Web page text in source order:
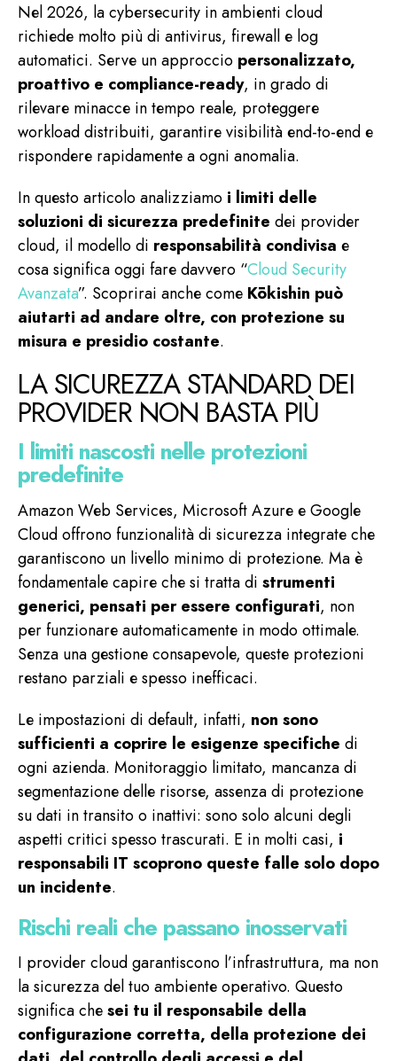
Nel 2026, la cybersecurity in ambienti cloud
richiede molto più di antivirus, firewall e log
automatici. Serve un approccio personalizzato,
proattivo e compliance-ready, in grado di
rilevare minacce in tempo reale, proteggere
workload distribuiti, garantire visibilità end-to-end e
rispondere rapidamente a ogni anomalia.
In questo articolo analizziamo i limiti delle
soluzioni di sicurezza predefinite dei provider
cloud, il modello di responsabilità condivisa e
cosa significa oggi fare davvero “Cloud Security
Avanzata”. Scoprirai anche come Kōkishin può
aiutarti ad andare oltre, con protezione su
misura e presidio costante.
LA SICUREZZA STANDARD DEI
PROVIDER NON BASTA PIÙ
I limiti nascosti nelle protezioni
predefinite
Amazon Web Services, Microsoft Azure e Google
Cloud offrono funzionalità di sicurezza integrate che
garantiscono un livello minimo di protezione. Ma è
fondamentale capire che si tratta di strumenti
generici, pensati per essere configurati, non
per funzionare automaticamente in modo ottimale.
Senza una gestione consapevole, queste protezioni
restano parziali e spesso inefficaci.
Le impostazioni di default, infatti, non sono
sufficienti a coprire le esigenze specifiche di
ogni azienda. Monitoraggio limitato, mancanza di
segmentazione delle risorse, assenza di protezione
su dati in transito o inattivi: sono solo alcuni degli
aspetti critici spesso trascurati. E in molti casi, i
responsabili IT scoprono queste falle solo dopo
un incidente.
Rischi reali che passano inosservati
I provider cloud garantiscono l’infrastruttura, ma non
la sicurezza del tuo ambiente operativo. Questo
significa che sei tu il responsabile della
configurazione corretta, della protezione dei